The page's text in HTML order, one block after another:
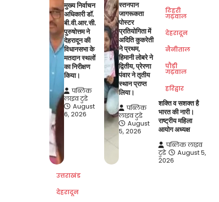
मुख्य निर्वाचन
अधिकारी डॉ.
बी.वी.आर.सी.
पुरुषोत्तम ने
देहरादून की
विधानसभा के
मतदान स्थलों
का निरीक्षण
किया।
पब्लिक
लाइव टुडे
August
6, 2026
स्तनपान
जागरूकता
पोस्टर
प्रतियोगिता में
अदिति कुकरेती
ने प्रथम,
हिमानी लोबरे ने
द्वितीय, प्रेरणा
पंवार ने तृतीय
स्थान प्राप्त
लिया।
पब्लिक
लाइव टुडे
August
5, 2026
टिहरी
गढ़वाल
देहरादून
नैनीताल
पौड़ी
गढ़वाल
हरिद्वार
शक्ति व सशक्त है
भारत की नारी।
राष्ट्रीय महिला
आयोग अध्यक्ष
पब्लिक लाइव
टुडे
August 5,
2026
उत्तराखंड
देहरादून